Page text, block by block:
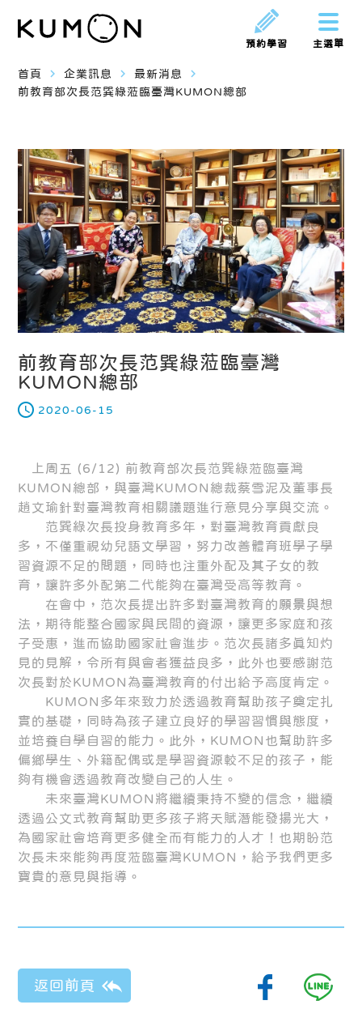
主選單
預約學習
首頁 navigate_next 企業訊息 navigate_next 最新消息 navigate_next
前教育部次長范巽綠蒞臨臺灣KUMON總部
前教育部次長范巽綠蒞臨臺灣
KUMON總部
2020-06-15
上周五 (6/12) 前教育部次長范巽綠蒞臨臺灣
KUMON總部，與臺灣KUMON總裁蔡雪泥及董事長
趙文瑜針對臺灣教育相關議題進行意見分享與交流。
范巽綠次長投身教育多年，對臺灣教育貢獻良
多，不僅重視幼兒語文學習，努力改善體育班學子學
習資源不足的問題，同時也注重外配及其子女的教
育，讓許多外配第二代能夠在臺灣受高等教育。
在會中，范次長提出許多對臺灣教育的願景與想
法，期待能整合國家與民間的資源，讓更多家庭和孩
子受惠，進而協助國家社會進步。范次長諸多真知灼
見的見解，令所有與會者獲益良多，此外也要感謝范
次長對於KUMON為臺灣教育的付出給予高度肯定。
KUMON多年來致力於透過教育幫助孩子奠定扎
實的基礎，同時為孩子建立良好的學習習慣與態度，
並培養自學自習的能力。此外，KUMON也幫助許多
偏鄉學生、外籍配偶或是學習資源較不足的孩子，能
夠有機會透過教育改變自己的人生。
未來臺灣KUMON將繼續秉持不變的信念，繼續
透過公文式教育幫助更多孩子將天賦潛能發揚光大，
為國家社會培育更多健全而有能力的人才！也期盼范
次長未來能夠再度蒞臨臺灣KUMON，給予我們更多
寶貴的意見與指導。